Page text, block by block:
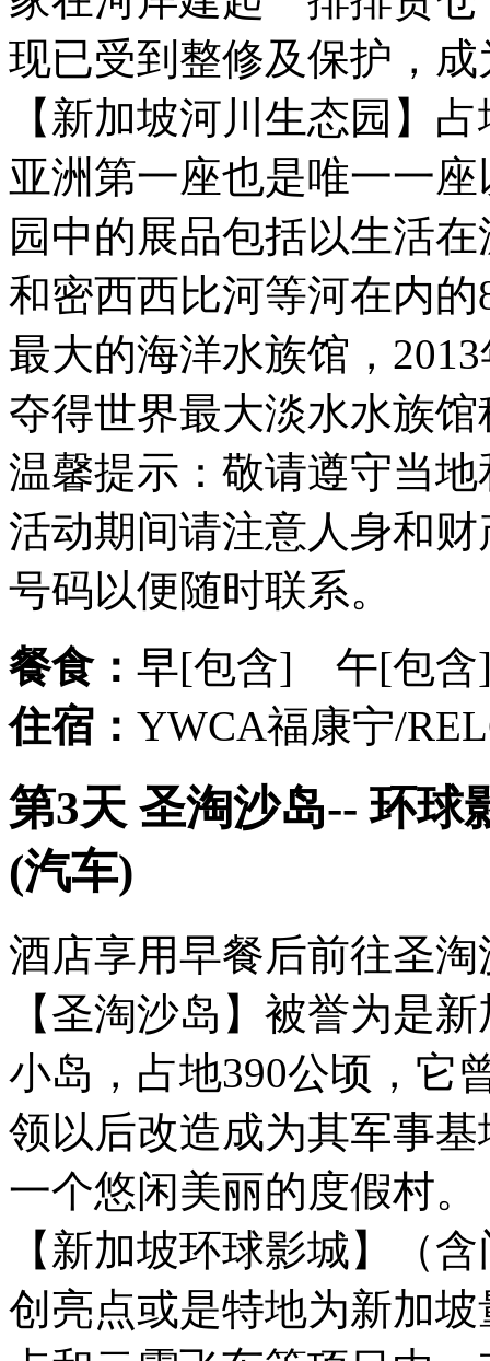
现已受到整修及保护，
【新加坡河川生态园】
亚洲第一座也是唯一一
园中的展品包括以生活
和密西西比河等河在内
最大的海洋水族馆，
夺得世界最大淡水水族
温馨提示：敬请遵守当
活动期间请注意人身和
号码以便随时联系。
餐食： 早[包含] 午[包
住宿： YWCA福康宁/
第3天 圣淘沙岛-- 环球
(汽车)
酒店享用早餐后前往圣淘
【圣淘沙岛】被誉为是
小岛，占地390公顷，它
领以后改造成为其军事
一个悠闲美丽的度假村。
【新加坡环球影城】（
创亮点或是特地为新加